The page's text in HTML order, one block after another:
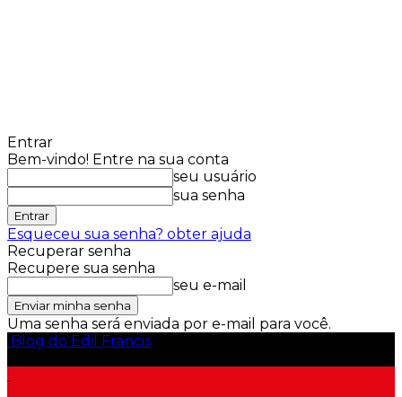
Entrar
Bem-vindo! Entre na sua conta
seu usuário
sua senha
Esqueceu sua senha? obter ajuda
Recuperar senha
Recupere sua senha
seu e-mail
Uma senha será enviada por e-mail para você.
Blog do Edil Francis